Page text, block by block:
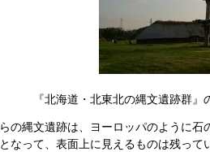
『北海道・北東北の縄文遺跡群
の縄文遺跡は、ヨーロッパのように石
なって、表面上に見えるものは残っ